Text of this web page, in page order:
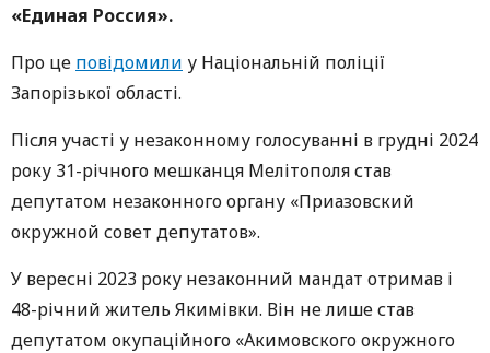
«Единая Россия».
Про це повідомили у Національній поліції
Запорізької області.
Після участі у незаконному голосуванні в грудні 2024
року 31-річного мешканця Мелітополя став
депутатом незаконного органу «Приазовский
окружной совет депутатов».
У вересні 2023 року незаконний мандат отримав і
48-річний житель Якимівки. Він не лише став
депутатом окупаційного «Акимовского окружного